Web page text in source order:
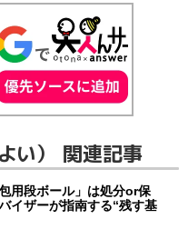
い） 関連記事
用段ボール」は処分or保
イザーが指南する“残す基